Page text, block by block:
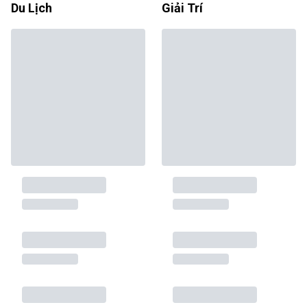
Du Lịch Giải Trí